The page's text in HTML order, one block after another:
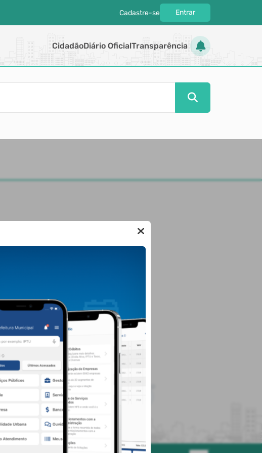
Cadastre-se Entrar
CidadãoDiário OficialTransparência
LOCALIZAÇÃO
HORÁRIO DE ATENDIMENTO
Segunda-feira 7:00 às 13:00
Terça-feira 7:00 às 13:00
Quarta-feira 7:00 às 13:00
Quinta-feira 7:00 às 13:00
Sexta-feira 7:00 às 13:00